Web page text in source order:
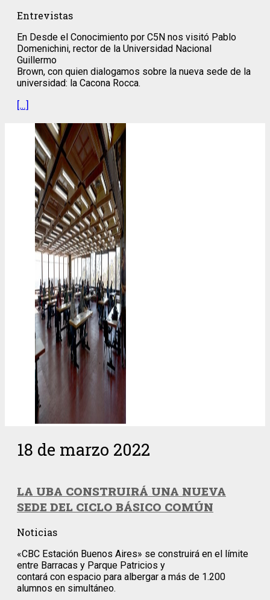
Entrevistas
En Desde el Conocimiento por C5N nos visitó Pablo
Domenichini, rector de la Universidad Nacional
Guillermo
Brown, con quien dialogamos sobre la nueva sede de la
universidad: la Cacona Rocca.
[…]
18 de marzo 2022
LA UBA CONSTRUIRÁ UNA NUEVA
SEDE DEL CICLO BÁSICO COMÚN
Noticias
«CBC Estación Buenos Aires» se construirá en el límite
entre Barracas y Parque Patricios y
contará con espacio para albergar a más de 1.200
alumnos en simultáneo.